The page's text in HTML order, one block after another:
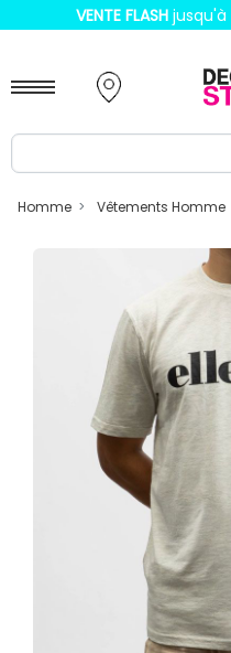
VENTE FLASH jusqu'à
Homme Vêtements Homme